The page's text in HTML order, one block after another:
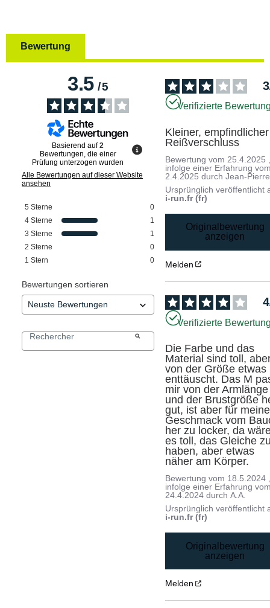
Bewertung
3.5/5
Basierend auf2
Bewertungen, die einer
Prüfung unterzogen wurden
Alle Bewertungen auf dieser Website
ansehen
5 Sterne
0
4 Sterne
1
3 Sterne
1
2 Sterne
0
1 Stern 0
Bewertungen sortieren
3
Verifizierte
Kleiner, empfindlicher
Reißverschluss
Bewertung vom 25.4.2025
infolge einer Erfahrung
2.4.2025 durchJean-
Ursprünglich veröffentlicht
i-run.fr (fr)
Originalbewertung
anzeigen
Melden
4
Verifizierte
Die Farbe und das
Material sind toll,
von der Größe etwas
enttäuscht. Das M
mir von der Armlänge
und der Brustgröße
gut, ist aber für
Geschmack vom
her zu locker, da
es toll, das Gleiche
haben, aber etwas
näher am Körper.
Bewertung vom 18.5.2024
infolge einer Erfahrung
24.4.2024 durchA.A.
Ursprünglich veröffentlicht
i-run.fr (fr)
Originalbewertung
anzeigen
Melden